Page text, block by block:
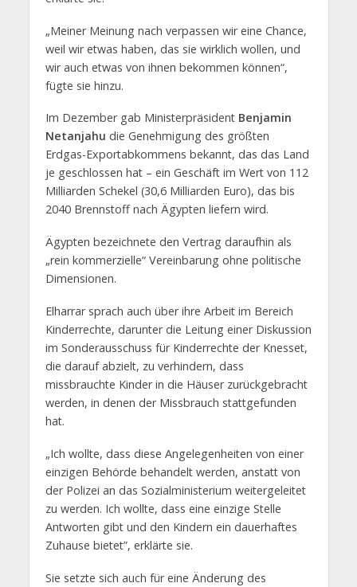
„Meiner Meinung nach verpassen wir eine Chance,
weil wir etwas haben, das sie wirklich wollen, und
wir auch etwas von ihnen bekommen können“,
fügte sie hinzu.
Im Dezember gab Ministerpräsident Benjamin
Netanjahu die Genehmigung des größten
Erdgas-Exportabkommens bekannt, das das Land
je geschlossen hat – ein Geschäft im Wert von 112
Milliarden Schekel (30,6 Milliarden Euro), das bis
2040 Brennstoff nach Ägypten liefern wird.
Ägypten bezeichnete den Vertrag daraufhin als
„rein kommerzielle“ Vereinbarung ohne politische
Dimensionen.
Elharrar sprach auch über ihre Arbeit im Bereich
Kinderrechte, darunter die Leitung einer Diskussion
im Sonderausschuss für Kinderrechte der Knesset,
die darauf abzielt, zu verhindern, dass
missbrauchte Kinder in die Häuser zurückgebracht
werden, in denen der Missbrauch stattgefunden
hat.
„Ich wollte, dass diese Angelegenheiten von einer
einzigen Behörde behandelt werden, anstatt von
der Polizei an das Sozialministerium weitergeleitet
zu werden. Ich wollte, dass eine einzige Stelle
Antworten gibt und den Kindern ein dauerhaftes
Zuhause bietet”, erklärte sie.
Sie setzte sich auch für eine Änderung des